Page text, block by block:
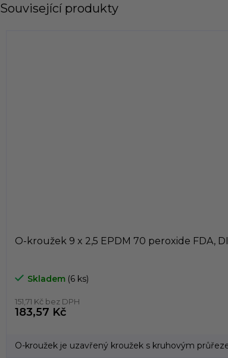
Související produkty
O-kroužek 9 x 2,5 EPDM 70 peroxide FDA,
Skladem (6 ks)
151,71 Kč bez DPH
183,57 Kč
O-kroužek je uzavřený kroužek s kruhovým